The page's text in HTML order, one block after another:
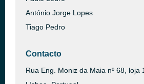
António Jorge Lopes
Tiago Pedro
Contacto
Rua Eng. Moniz da Maia nº 68, loja